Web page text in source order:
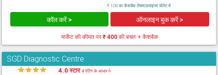
₹ 108 का कैशबैक लैब्सएडवाइजर वॉलेट में
कॉल करें > ऑनलाइन बुक करें >
मार्केट की कीमत पर₹ 400की बचत + कैशबैक
SGD Diagnostic Centre
★★★★ 4.0 स्टार4 रेटिंग के आधार पे